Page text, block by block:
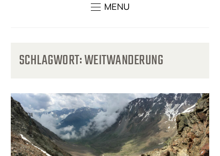
MENU
SCHLAGWORT:WEITWANDERUNG